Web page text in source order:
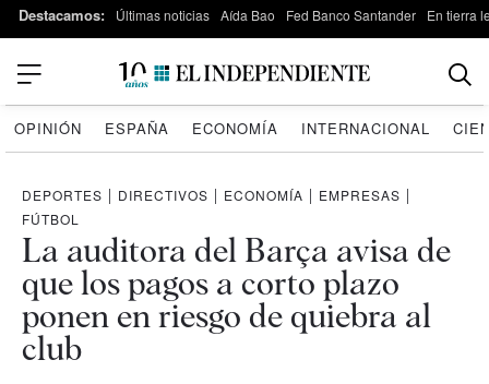
Destacamos: Últimas noticias Aída Bao Fed Banco Santander En tierra
OPINIÓN ESPAÑA ECONOMÍA INTERNACIONAL
DEPORTES | DIRECTIVOS | ECONOMÍA | EMPRESAS |
FÚTBOL
La auditora del Barça avisa de
que los pagos a corto plazo
ponen en riesgo de quiebra al
club